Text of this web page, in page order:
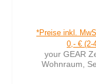
*Preise inkl.
0,- € (2-
your GEAR
Wohnraum,